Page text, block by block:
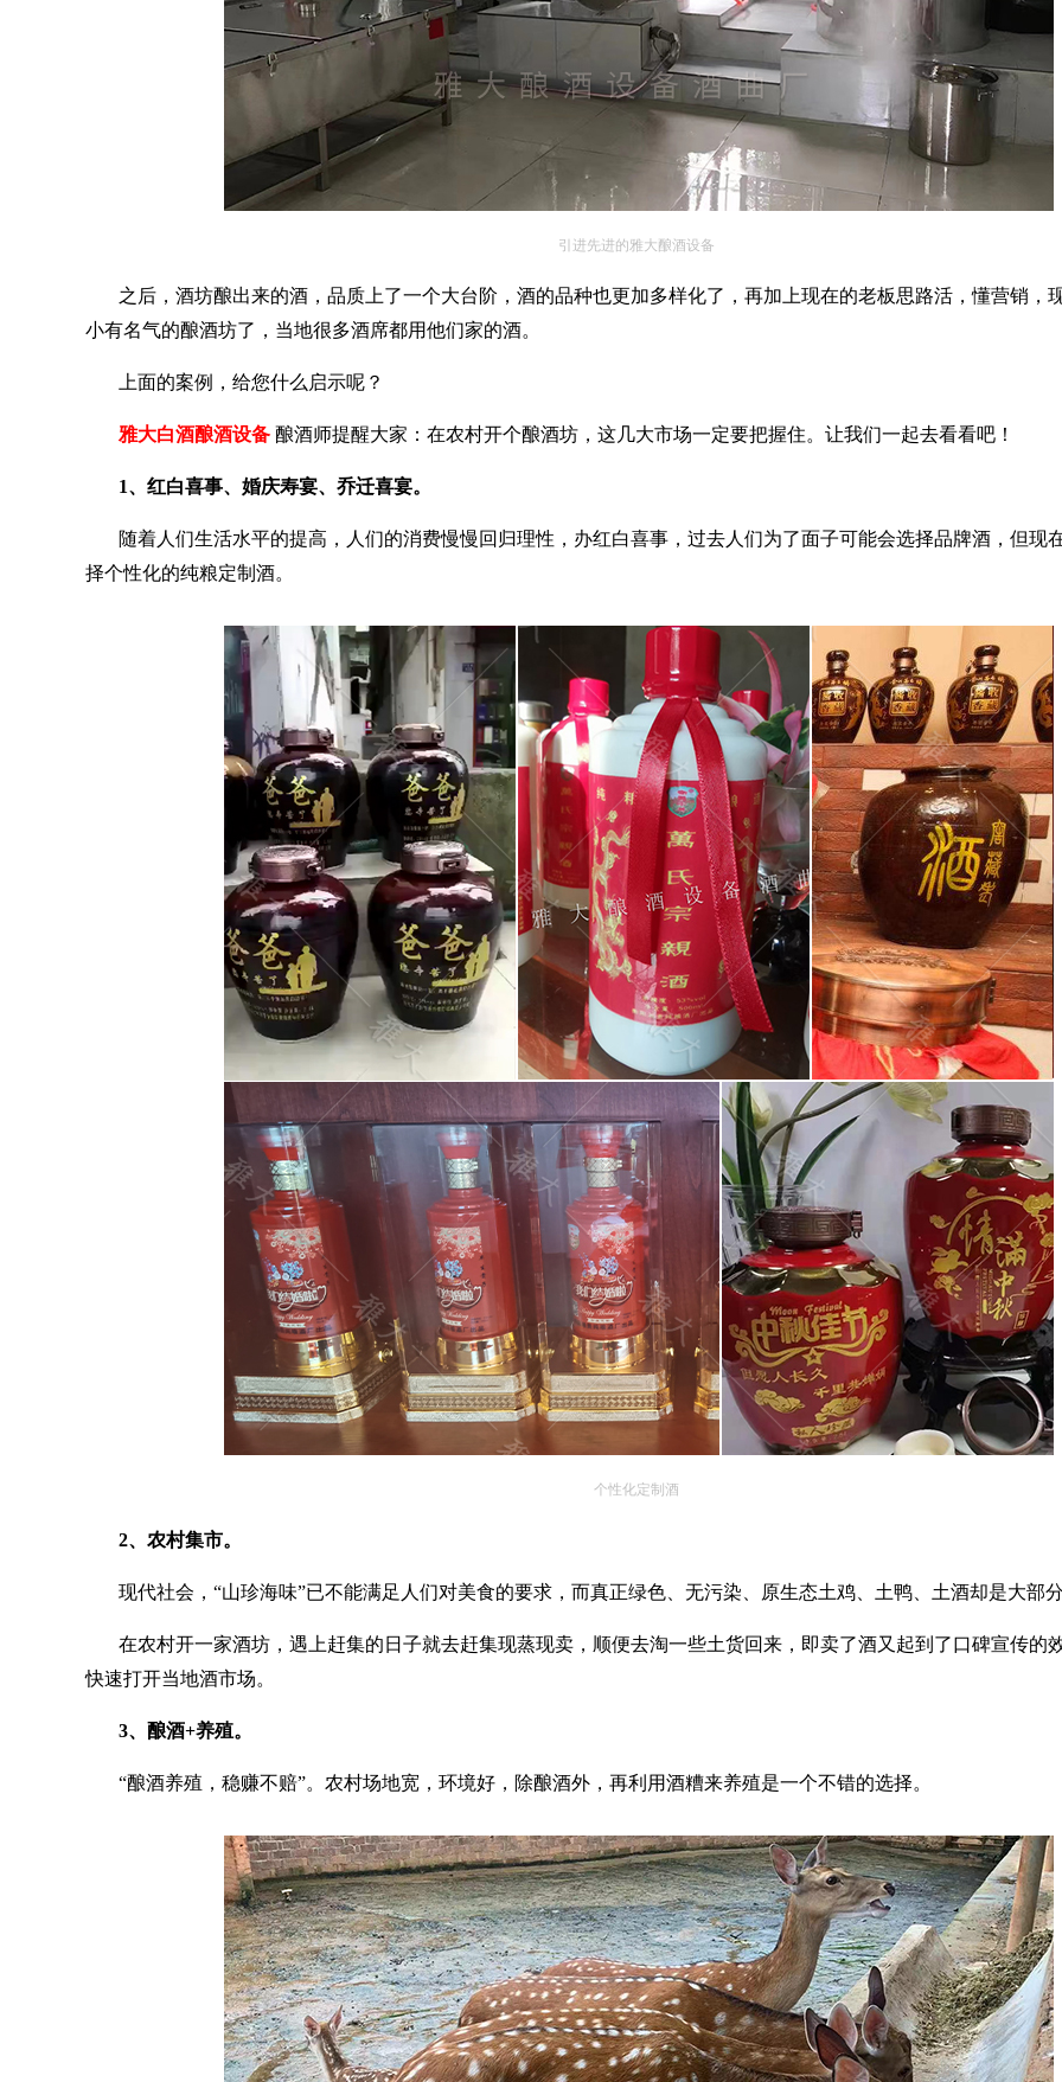
引进先进的雅大酿酒设备
之后，酒坊酿出来的酒，品质上了一个大台阶，酒的品种也更加多样化了，再加上现在的老板思路活，懂营销，
小有名气的酿酒坊了，当地很多酒席都用他们家的酒。
上面的案例，给您什么启示呢？
雅大白酒酿酒设备 酿酒师提醒大家：在农村开个酿酒坊，这几大市场一定要把握住。让我们一起去看看吧！
1、红白喜事、婚庆寿宴、乔迁喜宴。
随着人们生活水平的提高，人们的消费慢慢回归理性，办红白喜事，过去人们为了面子可能会选择品牌酒，但现
择个性化的纯粮定制酒。
个性化定制酒
2、农村集市。
现代社会， “山珍海味”已不能满足人们对美食的要求，而真正绿色、无污染、原生态土鸡、土鸭、土酒却是大部分
在农村开一家酒坊，遇上赶集的日子就去赶集现蒸现卖，顺便去淘一些土货回来，即卖了酒又起到了口碑宣传的
快速打开当地酒市场。
3、酿酒+养殖。
“酿酒养殖，稳赚不赔”。农村场地宽，环境好，除酿酒外，再利用酒糟来养殖是一个不错的选择。